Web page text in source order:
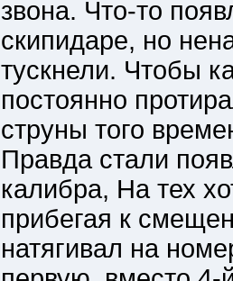
звона. Что-то
скипидаре, но
тускнели. Чтобы
постоянно
струны того
Правда стали
калибра, На тех
прибегая к
натягивал на